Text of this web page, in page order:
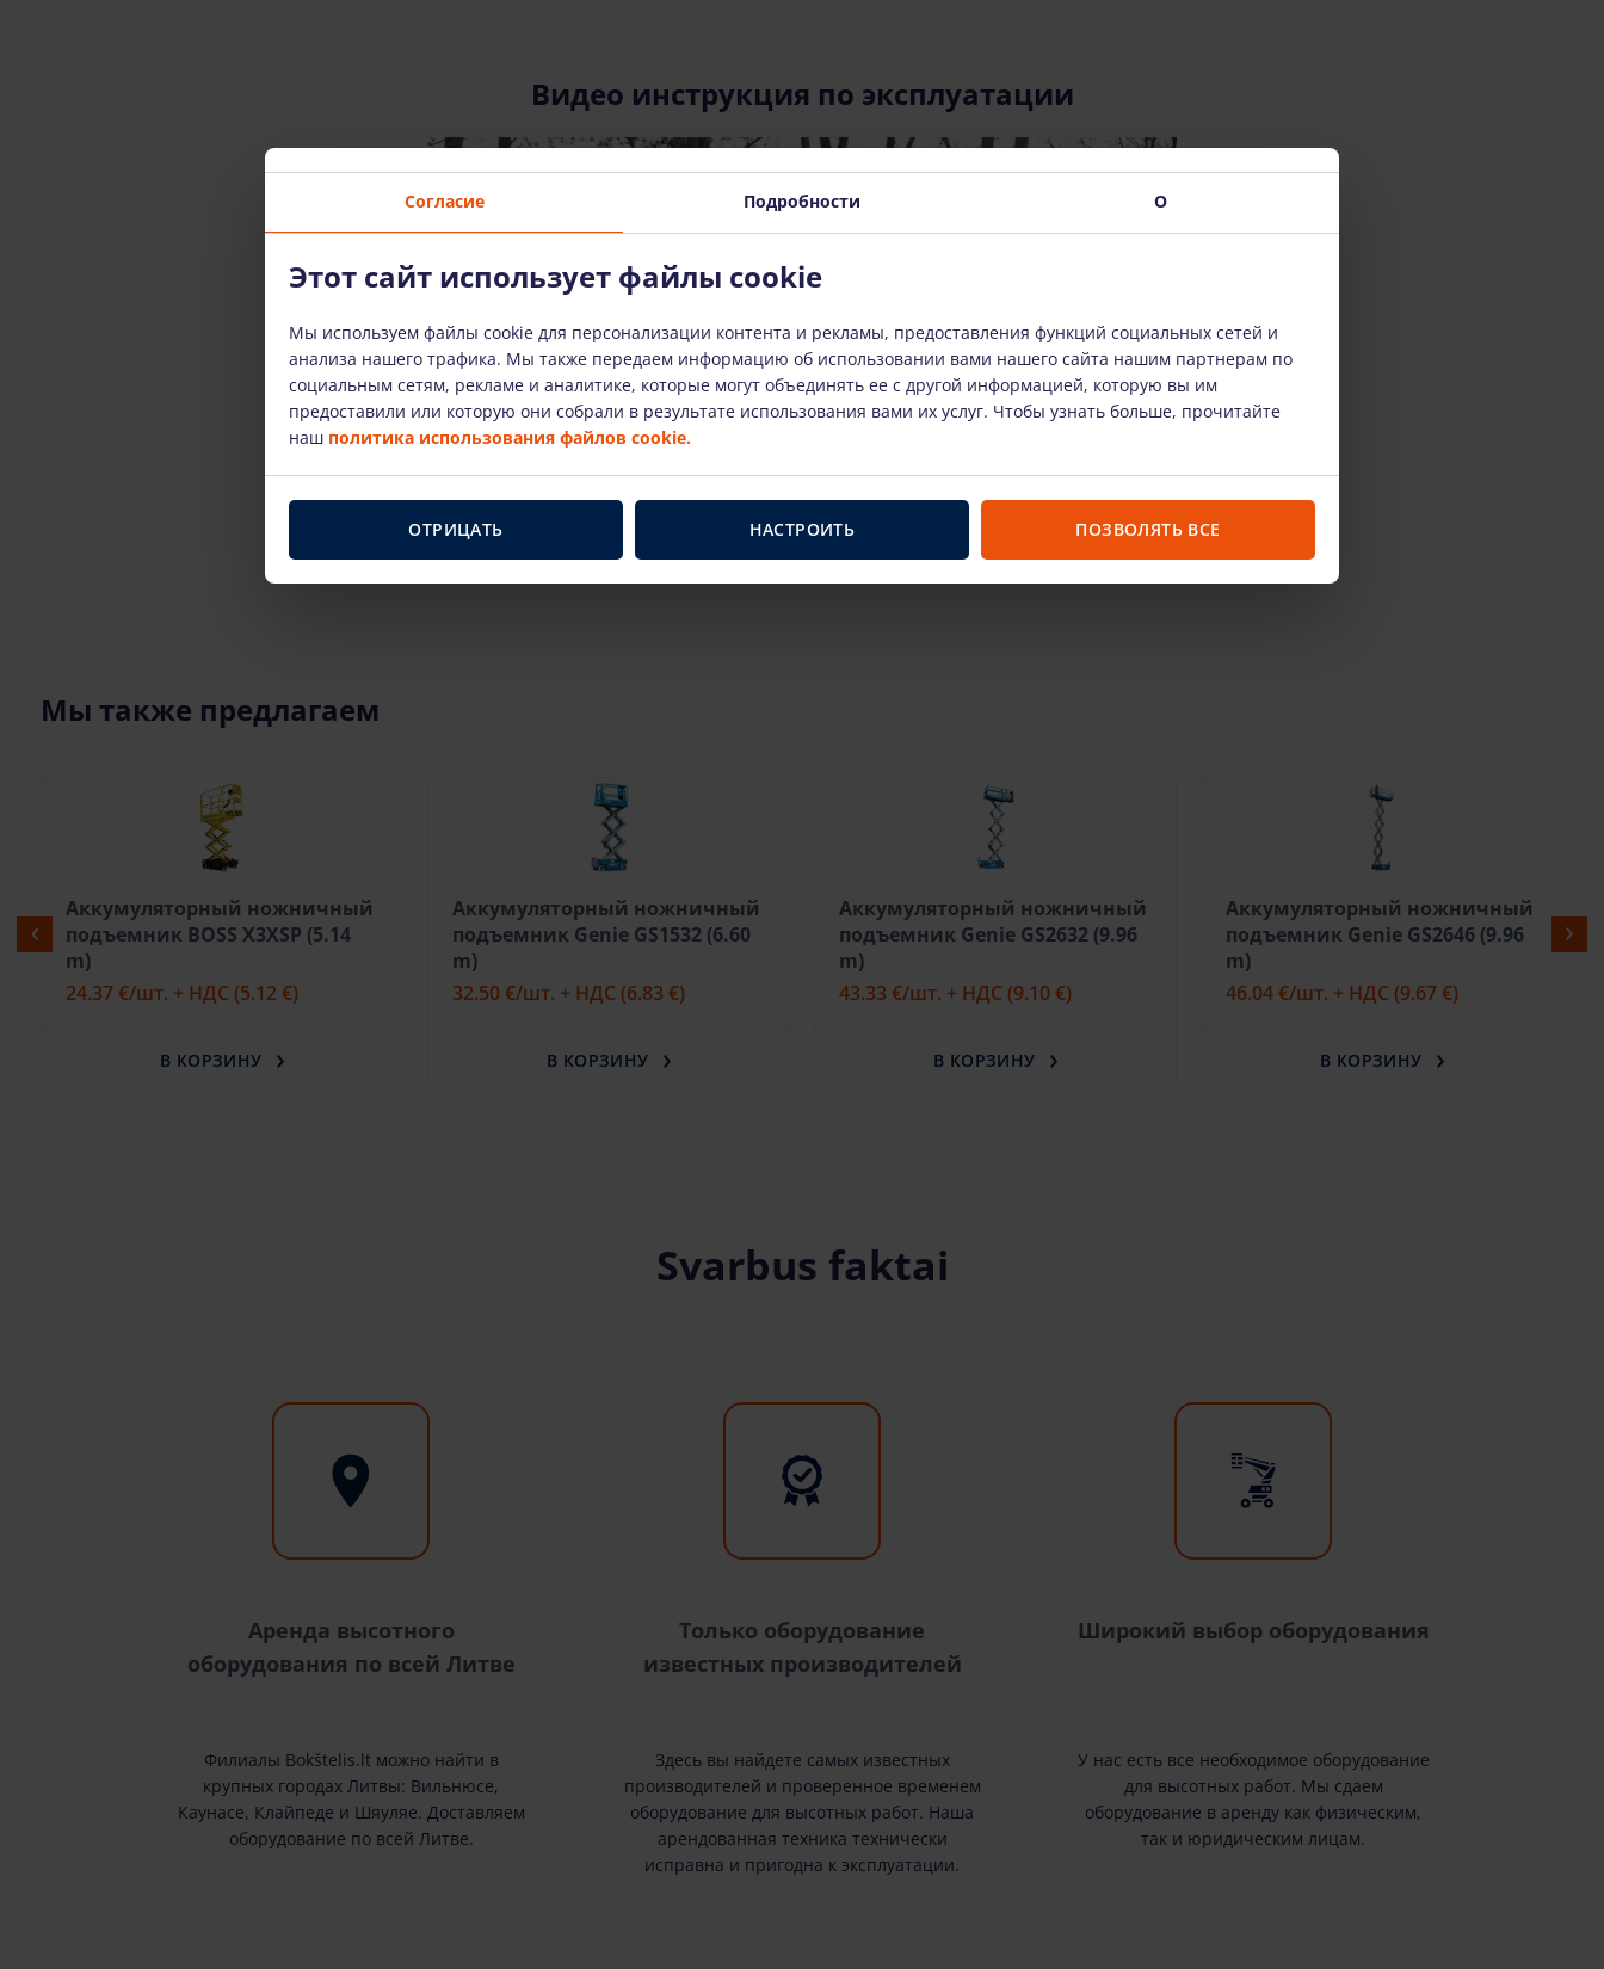
Видео инструкция по эксплуатации
СМОТРЕТЬ ВИДЕО
Мы также предлагаем
Аккумуляторный ножничный
подъемник BOSS X3XSP (5.14
m)
24.37 €/шт. + НДС (5.12 €)
В КОРЗИНУ
Аккумуляторный ножничный
подъемник Genie GS1532 (6.60
m)
32.50 €/шт. + НДС (6.83 €)
В КОРЗИНУ
Аккумуляторный ножничный
подъемник Genie GS2632 (9.96
m)
43.33 €/шт. + НДС (9.10 €)
В КОРЗИНУ
Аккумуляторный ножничный
подъемник Genie GS2646 (9.96
m)
46.04 €/шт. + НДС (9.67 €)
В КОРЗИНУ
Svarbus faktai
Аренда высотного
оборудования по всей Литве
Филиалы Bokštelis.lt можно найти в
крупных городах Литвы: Вильнюсе,
Каунасе, Клайпеде и Шяуляе. Доставляем
оборудование по всей Литве.
Только оборудование
известных производителей
Здесь вы найдете самых известных
производителей и проверенное временем
оборудование для высотных работ. Наша
арендованная техника технически
исправна и пригодна к эксплуатации.
Широкий выбор оборудования
У нас есть все необходимое оборудование
для высотных работ. Мы сдаем
оборудование в аренду как физическим,
так и юридическим лицам.
Согласие Подробности О
Этот сайт использует файлы cookie
Мы используем файлы cookie для персонализации контента и рекламы, предоставления функций социальных сетей и
анализа нашего трафика. Мы также передаем информацию об использовании вами нашего сайта нашим партнерам по
социальным сетям, рекламе и аналитике, которые могут объединять ее с другой информацией, которую вы им
предоставили или которую они собрали в результате использования вами их услуг. Чтобы узнать больше, прочитайте
наш политика использования файлов cookie.
ОТРИЦАТЬ НАСТРОИТЬ ПОЗВОЛЯТЬ ВСЕ